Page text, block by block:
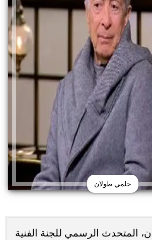
حلمي طولان
المتحدث الرسمي للجنة الفنية